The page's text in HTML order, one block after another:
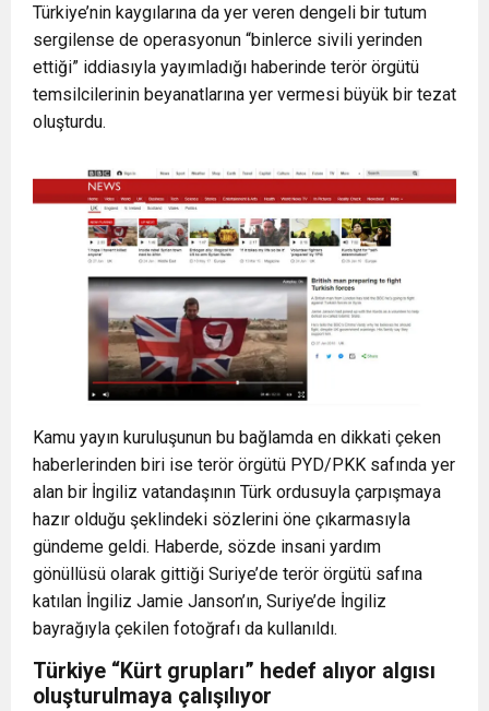
Türkiye’nin kaygılarına da yer veren dengeli bir tutum
sergilense de operasyonun “binlerce sivili yerinden
ettiği” iddiasıyla yayımladığı haberinde terör örgütü
temsilcilerinin beyanatlarına yer vermesi büyük bir tezat
oluşturdu.
Kamu yayın kuruluşunun bu bağlamda en dikkati çeken
haberlerinden biri ise terör örgütü PYD/PKK safında yer
alan bir İngiliz vatandaşının Türk ordusuyla çarpışmaya
hazır olduğu şeklindeki sözlerini öne çıkarmasıyla
gündeme geldi. Haberde, sözde insani yardım
gönüllüsü olarak gittiği Suriye’de terör örgütü safına
katılan İngiliz Jamie Janson’ın, Suriye’de İngiliz
bayrağıyla çekilen fotoğrafı da kullanıldı.
Türkiye “Kürt grupları” hedef alıyor algısı
oluşturulmaya çalışılıyor